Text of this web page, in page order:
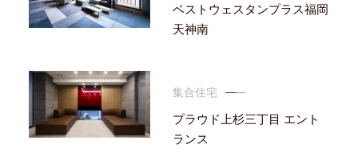
ベストウェスタンプラス福岡
天神南
集合住宅
プラウド上杉三丁目 エント
ランス